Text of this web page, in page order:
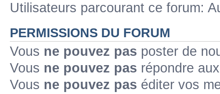
Utilisateurs parcourant ce forum:
PERMISSIONS DU FORUM
Vous ne pouvez pas poster de
Vous ne pouvez pas répondre
Vous ne pouvez pas éditer vos